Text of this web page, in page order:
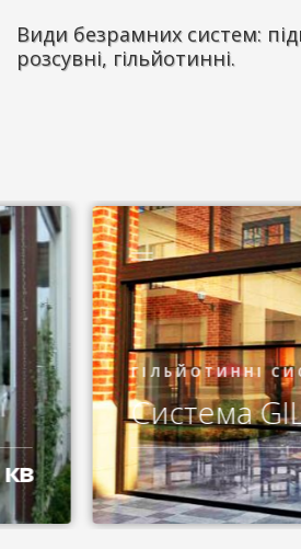
Види безрамних систем:
розсувні, гільйотинні.
ГІЛЬЙОТИННІ СИСТЕМИ
Система